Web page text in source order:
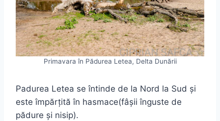
Primavara în Pădurea Letea, Delta Dunării
Padurea Letea se întinde de la Nord la Sud și
este împărțită în hasmace(fâșii înguste de
pădure și nisip).